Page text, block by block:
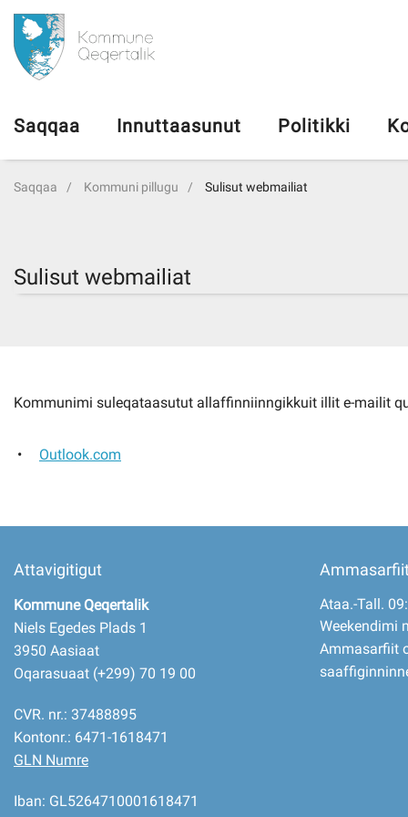
Kommuni pillugu
Imminut kiffartuunneq
Piffissamik inniminniineq
Saqqaa Innuttaasunut Politikki
Saqqaa Kommuni pillugu Sulisut webmailiat
Sulisut webmailiat
Kommunimi suleqataasutut allaffinniinngikkuit illit e-mailit
Outlook.com
Attavigitigut
Kommune Qeqertalik
Niels Egedes Plads 1
3950 Aasiaat
Oqarasuaat (+299) 70 19 00
CVR. nr.: 37488895
Kontonr.: 6471-1618471
GLN Numre
Iban: GL5264710001618471
Ataa.-Tall.
Weekendimi
Ammasarfiit